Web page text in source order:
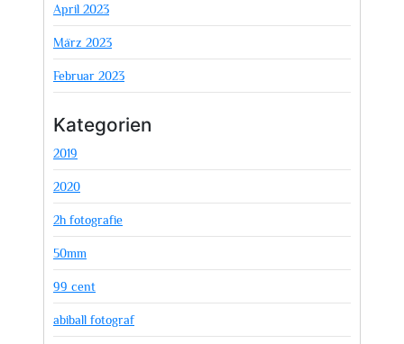
April 2023
März 2023
Februar 2023
Kategorien
2019
2020
2h fotografie
50mm
99 cent
abiball fotograf